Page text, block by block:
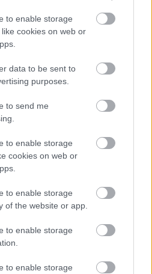
to enable storage
cookies on web or
data to be sent to
purposes.
to send me
to enable storage
cookies on web or
to enable storage
of the website or app.
to enable storage
to enable storage
régi ismerőse keresheti
GALÉRIÁK